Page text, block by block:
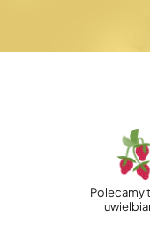
Polecamy